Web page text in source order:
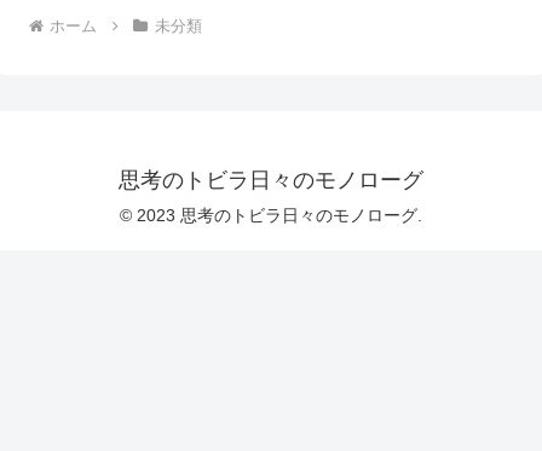
ホーム 未分類
思考のトビラ日々のモノローグ
© 2023 思考のトビラ日々のモノローグ.